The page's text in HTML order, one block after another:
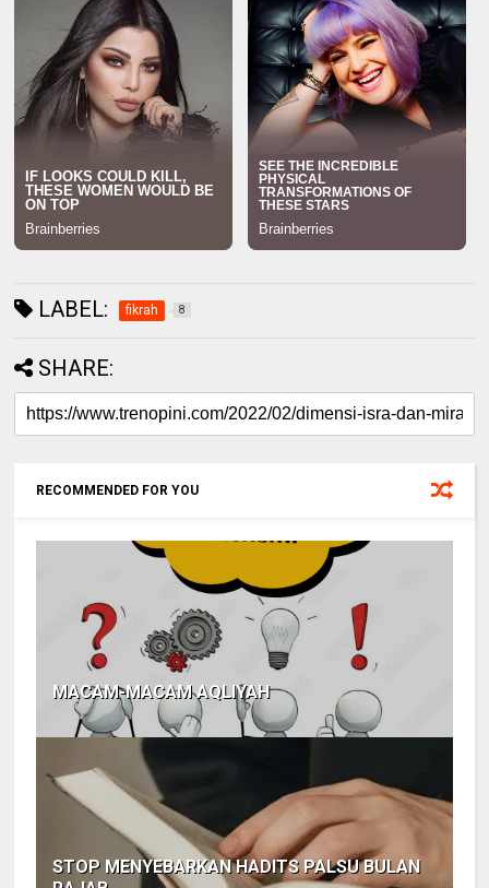
LABEL: fikrah 8
SHARE:
RECOMMENDED FOR YOU
MACAM-MACAM AQLIYAH
STOP MENYEBARKAN HADITS PALSU BULAN